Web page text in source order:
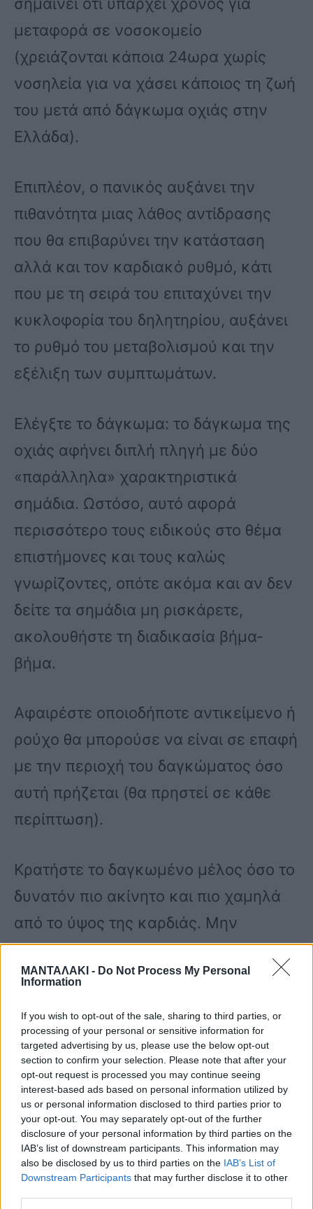
ΜΑΝΤΑΛΑΚΙ - Do Not Process My Personal
Information
If you wish to opt-out of the sale, sharing to third parties, or
processing of your personal or sensitive information for
targeted advertising by us, please use the below opt-out
section to confirm your selection. Please note that after your
opt-out request is processed you may continue seeing
interest-based ads based on personal information utilized by
us or personal information disclosed to third parties prior to
your opt-out. You may separately opt-out of the further
disclosure of your personal information by third parties on the
IAB’s list of downstream participants. This information may
also be disclosed by us to third parties on the IAB’s List of
Downstream Participants that may further disclose it to other
μεταφορά σε νοσοκομείο
(χρειάζονται κάποια 24ωρα χωρίς
νοσηλεία για να χάσει κάποιος τη ζωή
του μετά από δάγκωμα οχιάς στην
Ελλάδα).
Επιπλέον, ο πανικός αυξάνει την
πιθανότητα μιας λάθος αντίδρασης
που θα επιβαρύνει την κατάσταση
αλλά και τον καρδιακό ρυθμό, κάτι
που με τη σειρά του επιταχύνει την
κυκλοφορία του δηλητηρίου, αυξάνει
το ρυθμό του μεταβολισμού και την
εξέλιξη των συμπτωμάτων.
Ελέγξτε το δάγκωμα: το δάγκωμα της
οχιάς αφήνει διπλή πληγή με δύο
«παράλληλα» χαρακτηριστικά
σημάδια. Ωστόσο, αυτό αφορά
περισσότερο τους ειδικούς στο θέμα
επιστήμονες και τους καλώς
γνωρίζοντες, οπότε ακόμα και αν δεν
δείτε τα σημάδια μη ρισκάρετε,
ακολουθήστε τη διαδικασία βήμα-
βήμα.
Αφαιρέστε οποιοδήποτε αντικείμενο ή
ρούχο θα μπορούσε να είναι σε επαφή
με την περιοχή του δαγκώματος όσο
αυτή πρήζεται (θα πρηστεί σε κάθε
περίπτωση).
Κρατήστε το δαγκωμένο μέλος όσο το
δυνατόν πιο ακίνητο και πιο χαμηλά
από το ύψος της καρδιάς. Μην
αρχίσετε να τρέχετε σε αναζήτηση
βοήθειας. Καλέστε βοήθεια και
τις οδηγίες που θα σας δοθούν.
Μην πειράζετε το σημείο του
δαγκώματος, μην κόβετε ή σκίζετε το
δέρμα γύρω από αυτό και μην
επιχειρήσετε σε καμία περίπτωση να
ρουφήξετε το δηλητήριο.